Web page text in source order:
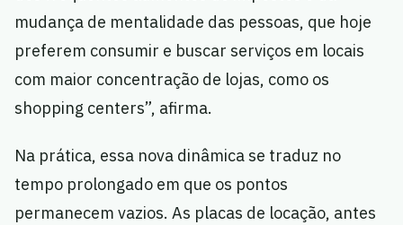
mudança de mentalidade das pessoas, que hoje
preferem consumir e buscar serviços em locais
com maior concentração de lojas, como os
shopping centers”, afirma.
Na prática, essa nova dinâmica se traduz no
tempo prolongado em que os pontos
permanecem vazios. As placas de locação, antes